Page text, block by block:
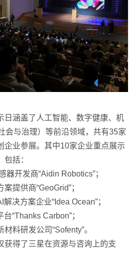
日涵盖了人工智能、数字健康、机
会与治理）等前沿领域，共有35家
企业参展。其中10家企业重点展示
括：
器开发商“Aidin Robotics”；
提供商“GeoGrid”；
决方案企业“Idea Ocean”；
“Thanks Carbon”；
料研发公司“Sofenty”。
获得了三星在资源与咨询上的支